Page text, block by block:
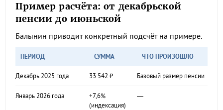
Пример расчёта: от декабрьской
пенсии до июньской
Балынин приводит конкретный подсчёт на примере.
ПЕРИОД СУММА ЧТО ПРОИЗОШЛО
Декабрь 2025 года 33 542 ₽ Базовый размер пенсии
Январь 2026 года
+7,6%
(индексация)
—